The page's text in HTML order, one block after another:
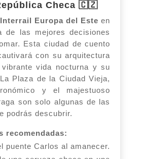
Checa 🇨🇿
Interrail Europa del Este en
de las mejores decisiones
Esta ciudad de cuento
con su arquitectura
vida nocturna y su
Plaza de la Ciudad Vieja,
y el majestuoso
son solo algunas de las
podrás descubrir.
recomendadas:
puente Carlos al amanecer.